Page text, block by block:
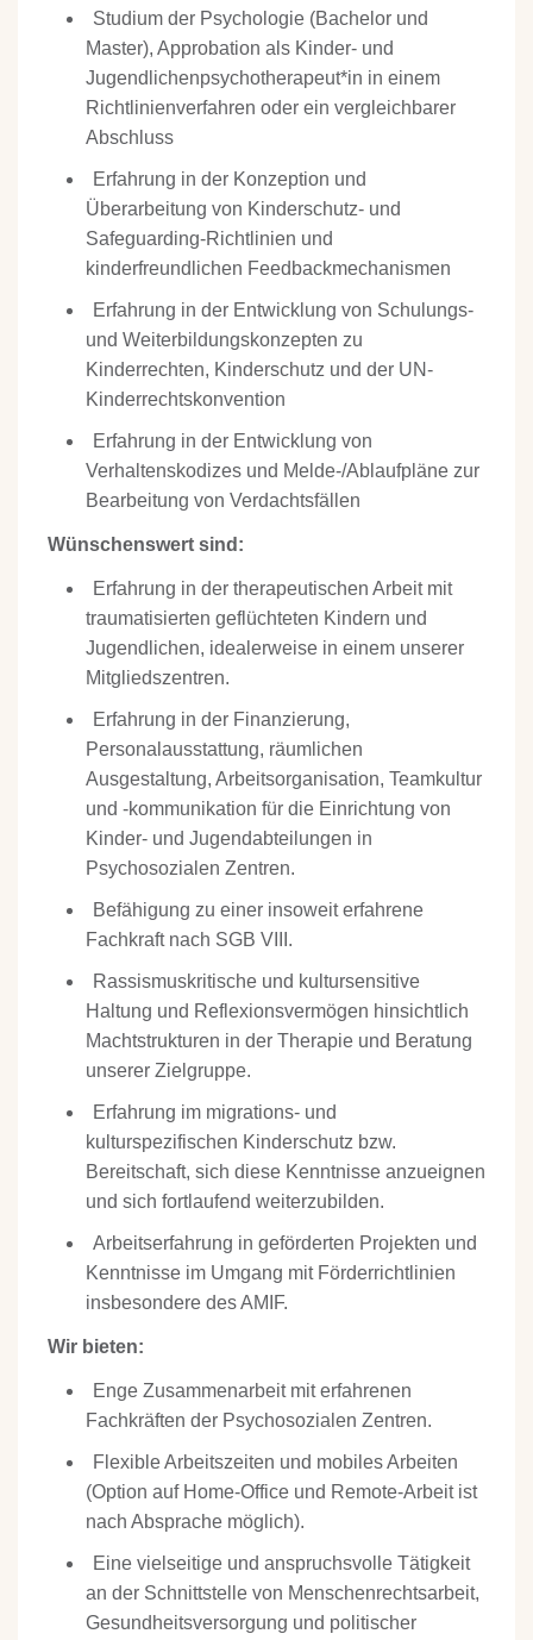
Studium der Psychologie (Bachelor und
Master), Approbation als Kinder- und
Jugendlichenpsychotherapeut*in in einem
Richtlinienverfahren oder ein vergleichbarer
Abschluss
Erfahrung in der Konzeption und
Überarbeitung von Kinderschutz- und
Safeguarding-Richtlinien und
kinderfreundlichen Feedbackmechanismen
Erfahrung in der Entwicklung von Schulungs-
und Weiterbildungskonzepten zu
Kinderrechten, Kinderschutz und der UN-
Kinderrechtskonvention
Erfahrung in der Entwicklung von
Verhaltenskodizes und Melde-/Ablaufpläne zur
Bearbeitung von Verdachtsfällen
Wünschenswert sind:
Erfahrung in der therapeutischen Arbeit mit
traumatisierten geflüchteten Kindern und
Jugendlichen, idealerweise in einem unserer
Mitgliedszentren.
Erfahrung in der Finanzierung,
Personalausstattung, räumlichen
Ausgestaltung, Arbeitsorganisation, Teamkultur
und -kommunikation für die Einrichtung von
Kinder- und Jugendabteilungen in
Psychosozialen Zentren.
Befähigung zu einer insoweit erfahrene
Fachkraft nach SGB VIII.
Rassismuskritische und kultursensitive
Haltung und Reflexionsvermögen hinsichtlich
Machtstrukturen in der Therapie und Beratung
unserer Zielgruppe.
Erfahrung im migrations- und
kulturspezifischen Kinderschutz bzw.
Bereitschaft, sich diese Kenntnisse anzueignen
und sich fortlaufend weiterzubilden.
Arbeitserfahrung in geförderten Projekten und
Kenntnisse im Umgang mit Förderrichtlinien
insbesondere des AMIF.
Wir bieten:
Enge Zusammenarbeit mit erfahrenen
Fachkräften der Psychosozialen Zentren.
Flexible Arbeitszeiten und mobiles Arbeiten
(Option auf Home-Office und Remote-Arbeit ist
nach Absprache möglich).
Eine vielseitige und anspruchsvolle Tätigkeit
an der Schnittstelle von Menschenrechtsarbeit,
Gesundheitsversorgung und politischer